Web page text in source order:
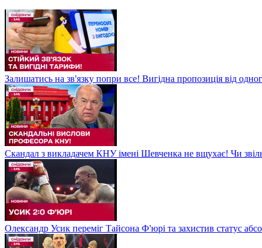
Залишатись на зв'язку попри все! Вигідна пропозиція від
Скандал з викладачем КНУ імені Шевченка не вщухає! Чи
Олександр Усик переміг Тайсона Ф'юрі та захистив статус